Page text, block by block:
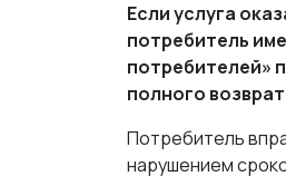
Если услуга
потребитель
потребителей»
полного
Потребитель
нарушением